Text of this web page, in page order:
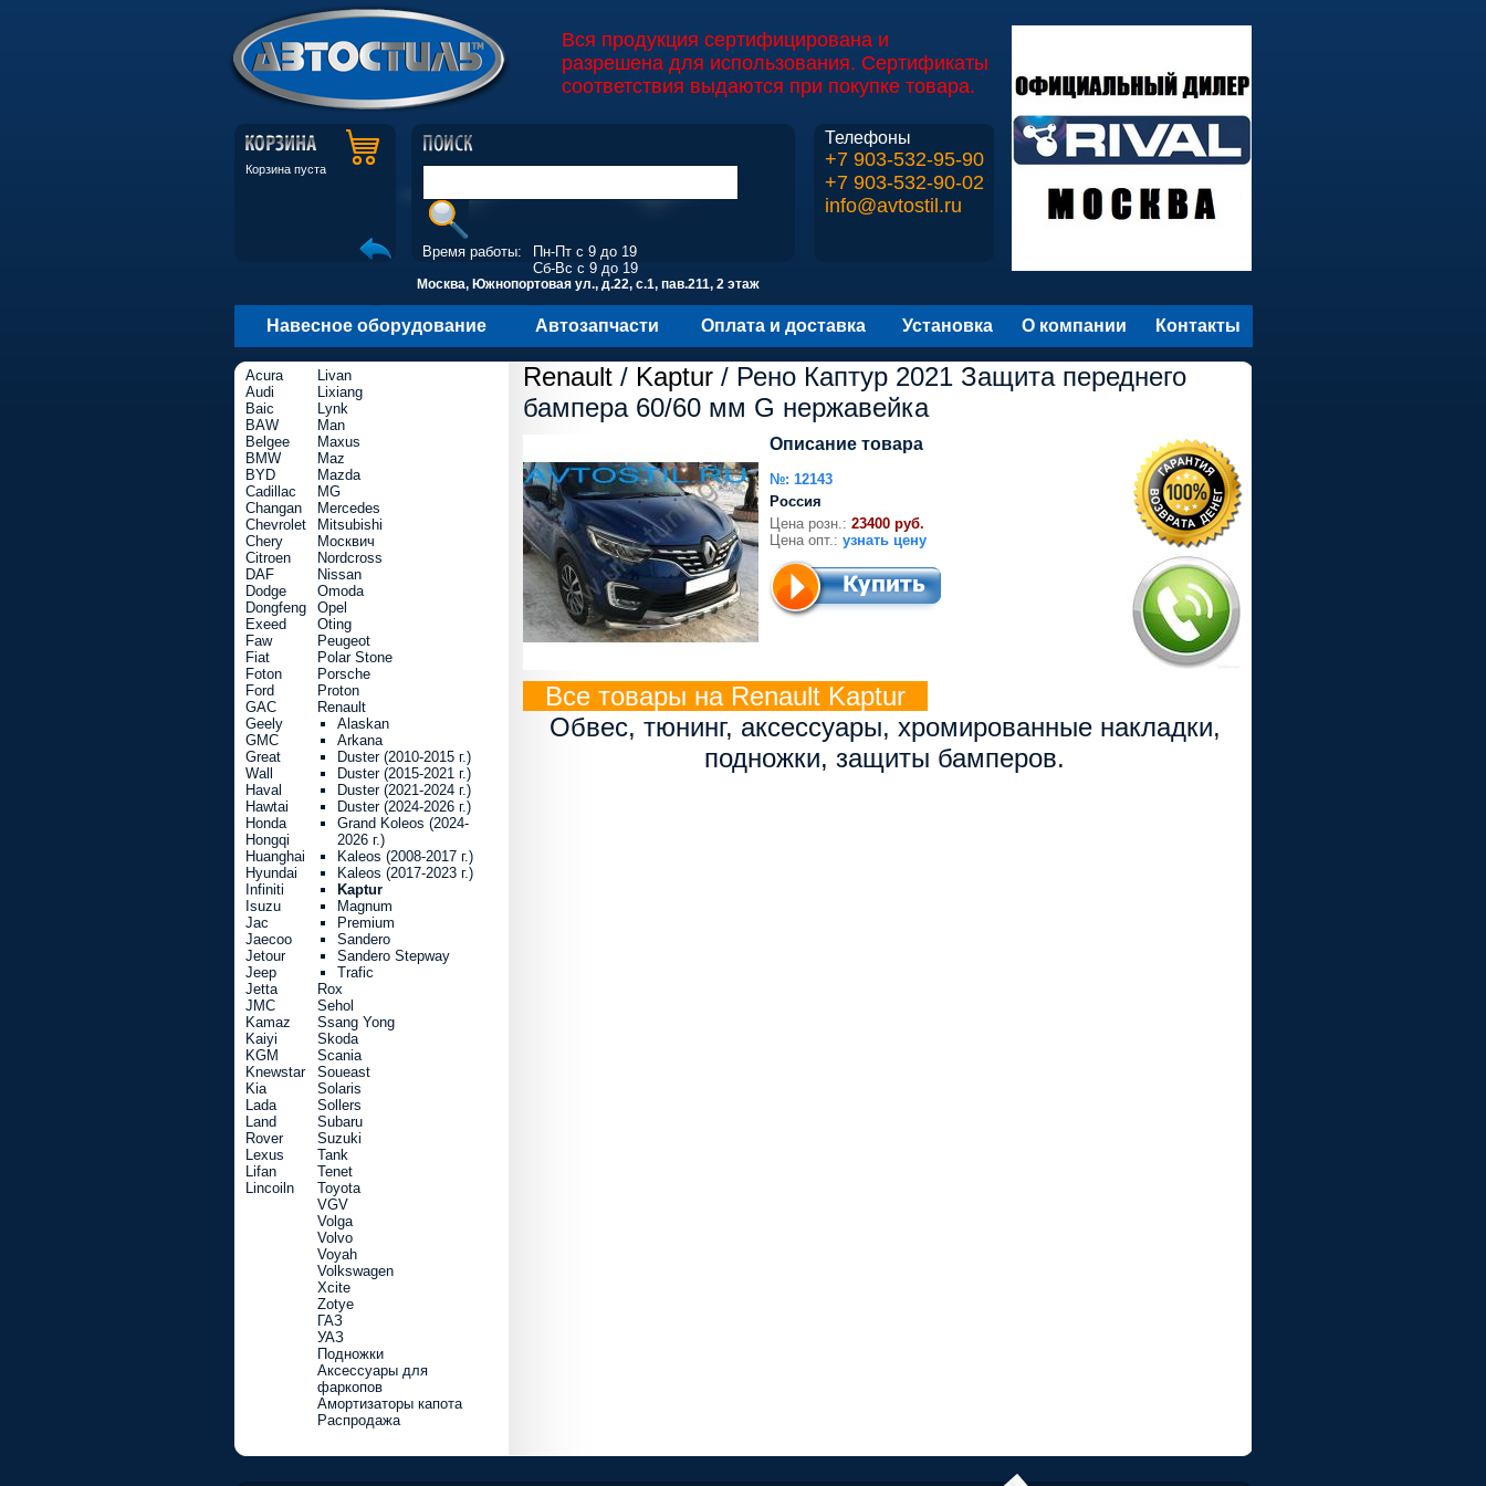
Вся продукция сертифицирована и
разрешена для использования. Сертификаты
соответствия выдаются при покупке товара.
Корзина пуста
Телефоны
+7 903-532-95-90
+7 903-532-90-02
info@avtostil.ru
Время работы:
Пн-Пт с 9 до 19
Сб-Вс с 9 до 19
Москва, Южнопортовая ул., д.22, с.1, пав.211, 2 этаж
Навесное оборудование Автозапчасти Оплата и доставка Установка О компании Контакты
Renault / Kaptur / Рено Каптур 2021 Защита переднего
бампера 60/60 мм G нержавейка
Описание товара
№: 12143
Россия
Цена розн.: 23400 руб.
Цена опт.: узнать цену
Все товары на Renault Kaptur
Обвес, тюнинг, аксессуары, хромированные накладки,
подножки, защиты бамперов.
Acura
Audi
Baic
BAW
Belgee
BMW
BYD
Cadillac
Changan
Chevrolet
Chery
Citroen
DAF
Dodge
Dongfeng
Exeed
Faw
Fiat
Foton
Ford
GAC
Geely
GMC
Great
Wall
Haval
Hawtai
Honda
Hongqi
Huanghai
Hyundai
Infiniti
Isuzu
Jac
Jaecoo
Jetour
Jeep
Jetta
JMC
Kamaz
Kaiyi
KGM
Knewstar
Kia
Lada
Land
Rover
Lexus
Lifan
Lincoiln
Livan
Lixiang
Lynk
Man
Maxus
Maz
Mazda
MG
Mercedes
Mitsubishi
Москвич
Nordcross
Nissan
Omoda
Opel
Oting
Peugeot
Polar Stone
Porsche
Proton
Renault
Alaskan
Arkana
Duster (2010-2015 г.)
Duster (2015-2021 г.)
Duster (2021-2024 г.)
Duster (2024-2026 г.)
Grand Koleos (2024-
2026 г.)
Kaleos (2008-2017 г.)
Kaleos (2017-2023 г.)
Kaptur
Magnum
Premium
Sandero
Sandero Stepway
Trafic
Rox
Sehol
Ssang Yong
Skoda
Scania
Soueast
Solaris
Sollers
Subaru
Suzuki
Tank
Tenet
Toyota
VGV
Volga
Volvo
Voyah
Volkswagen
Xcite
Zotye
ГАЗ
УАЗ
Подножки
Аксессуары для
фаркопов
Амортизаторы капота
Распродажа